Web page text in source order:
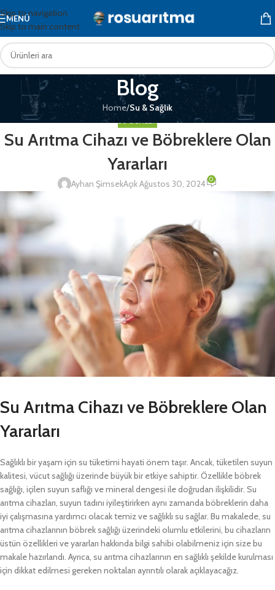
Skip to navigation
Skip to main content
MENÜ
Blog
Home/Su & Sağlık
SU & SAĞLIK
Su Arıtma Cihazı ve Böbreklere Olan
Yararları
Ayhan ŞimsekAçık Ağustos 30, 2024 0
Su Arıtma Cihazı ve Böbreklere Olan
Yararları
Sağlıklı bir yaşam için su tüketimi hayati önem taşır. Ancak, tüketilen suyun
kalitesi, vücut sağlığı üzerinde büyük bir etkiye sahiptir. Özellikle böbrek
sağlığı, içilen suyun saflığı ve mineral dengesi ile doğrudan ilişkilidir. Su
arıtma cihazları, suyun tadını iyileştirirken aynı zamanda böbreklerin daha
iyi çalışmasına yardımcı olacak temiz ve sağlıklı su sağlar. Bu makalede, su
arıtma cihazlarının böbrek sağlığı üzerindeki olumlu etkilerini, bu cihazların
üstün özellikleri ve yararları hakkında bilgi sahibi olabilmeniz için size bu
makale hazırlandı. Ayrıca, su arıtma cihazlarının en sağlıklı şekilde kurulması
için dikkat edilmesi gereken noktaları ayrıntılı olarak açıklayacağız.